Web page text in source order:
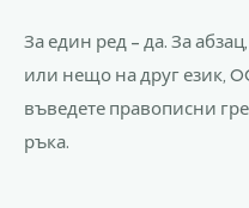
За един ред – да. За
или нещо на друг език,
въведете правописни
ръка.